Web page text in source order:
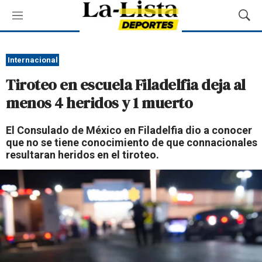
M
e
ú
M
o
a
r
s
q
e
d
a
Internacional
Tiroteo en escuela Filadelfia deja al
menos 4 heridos y 1 muerto
El Consulado de México en Filadelfia dio a conocer
que no se tiene conocimiento de que connacionales
resultaran heridos en el tiroteo.